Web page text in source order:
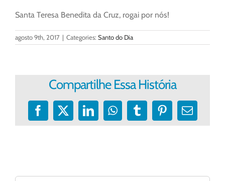
Santa Teresa Benedita da Cruz, rogai por nós!
agosto 9th, 2017 | Categories: Santo do Dia
Compartilhe Essa História
Facebook
X LinkedInWhatsApp
TumblrPinterest
E-